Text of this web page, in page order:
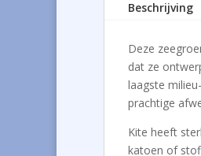
Beschrijving
Deze
dat ze
laagste
prachtige
Kite heeft
katoen of